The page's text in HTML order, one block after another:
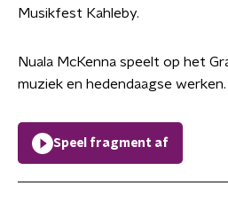
Musikfest Kahleby.
Nuala McKenna speelt op het
muziek en hedendaagse werken.
Speel fragment af